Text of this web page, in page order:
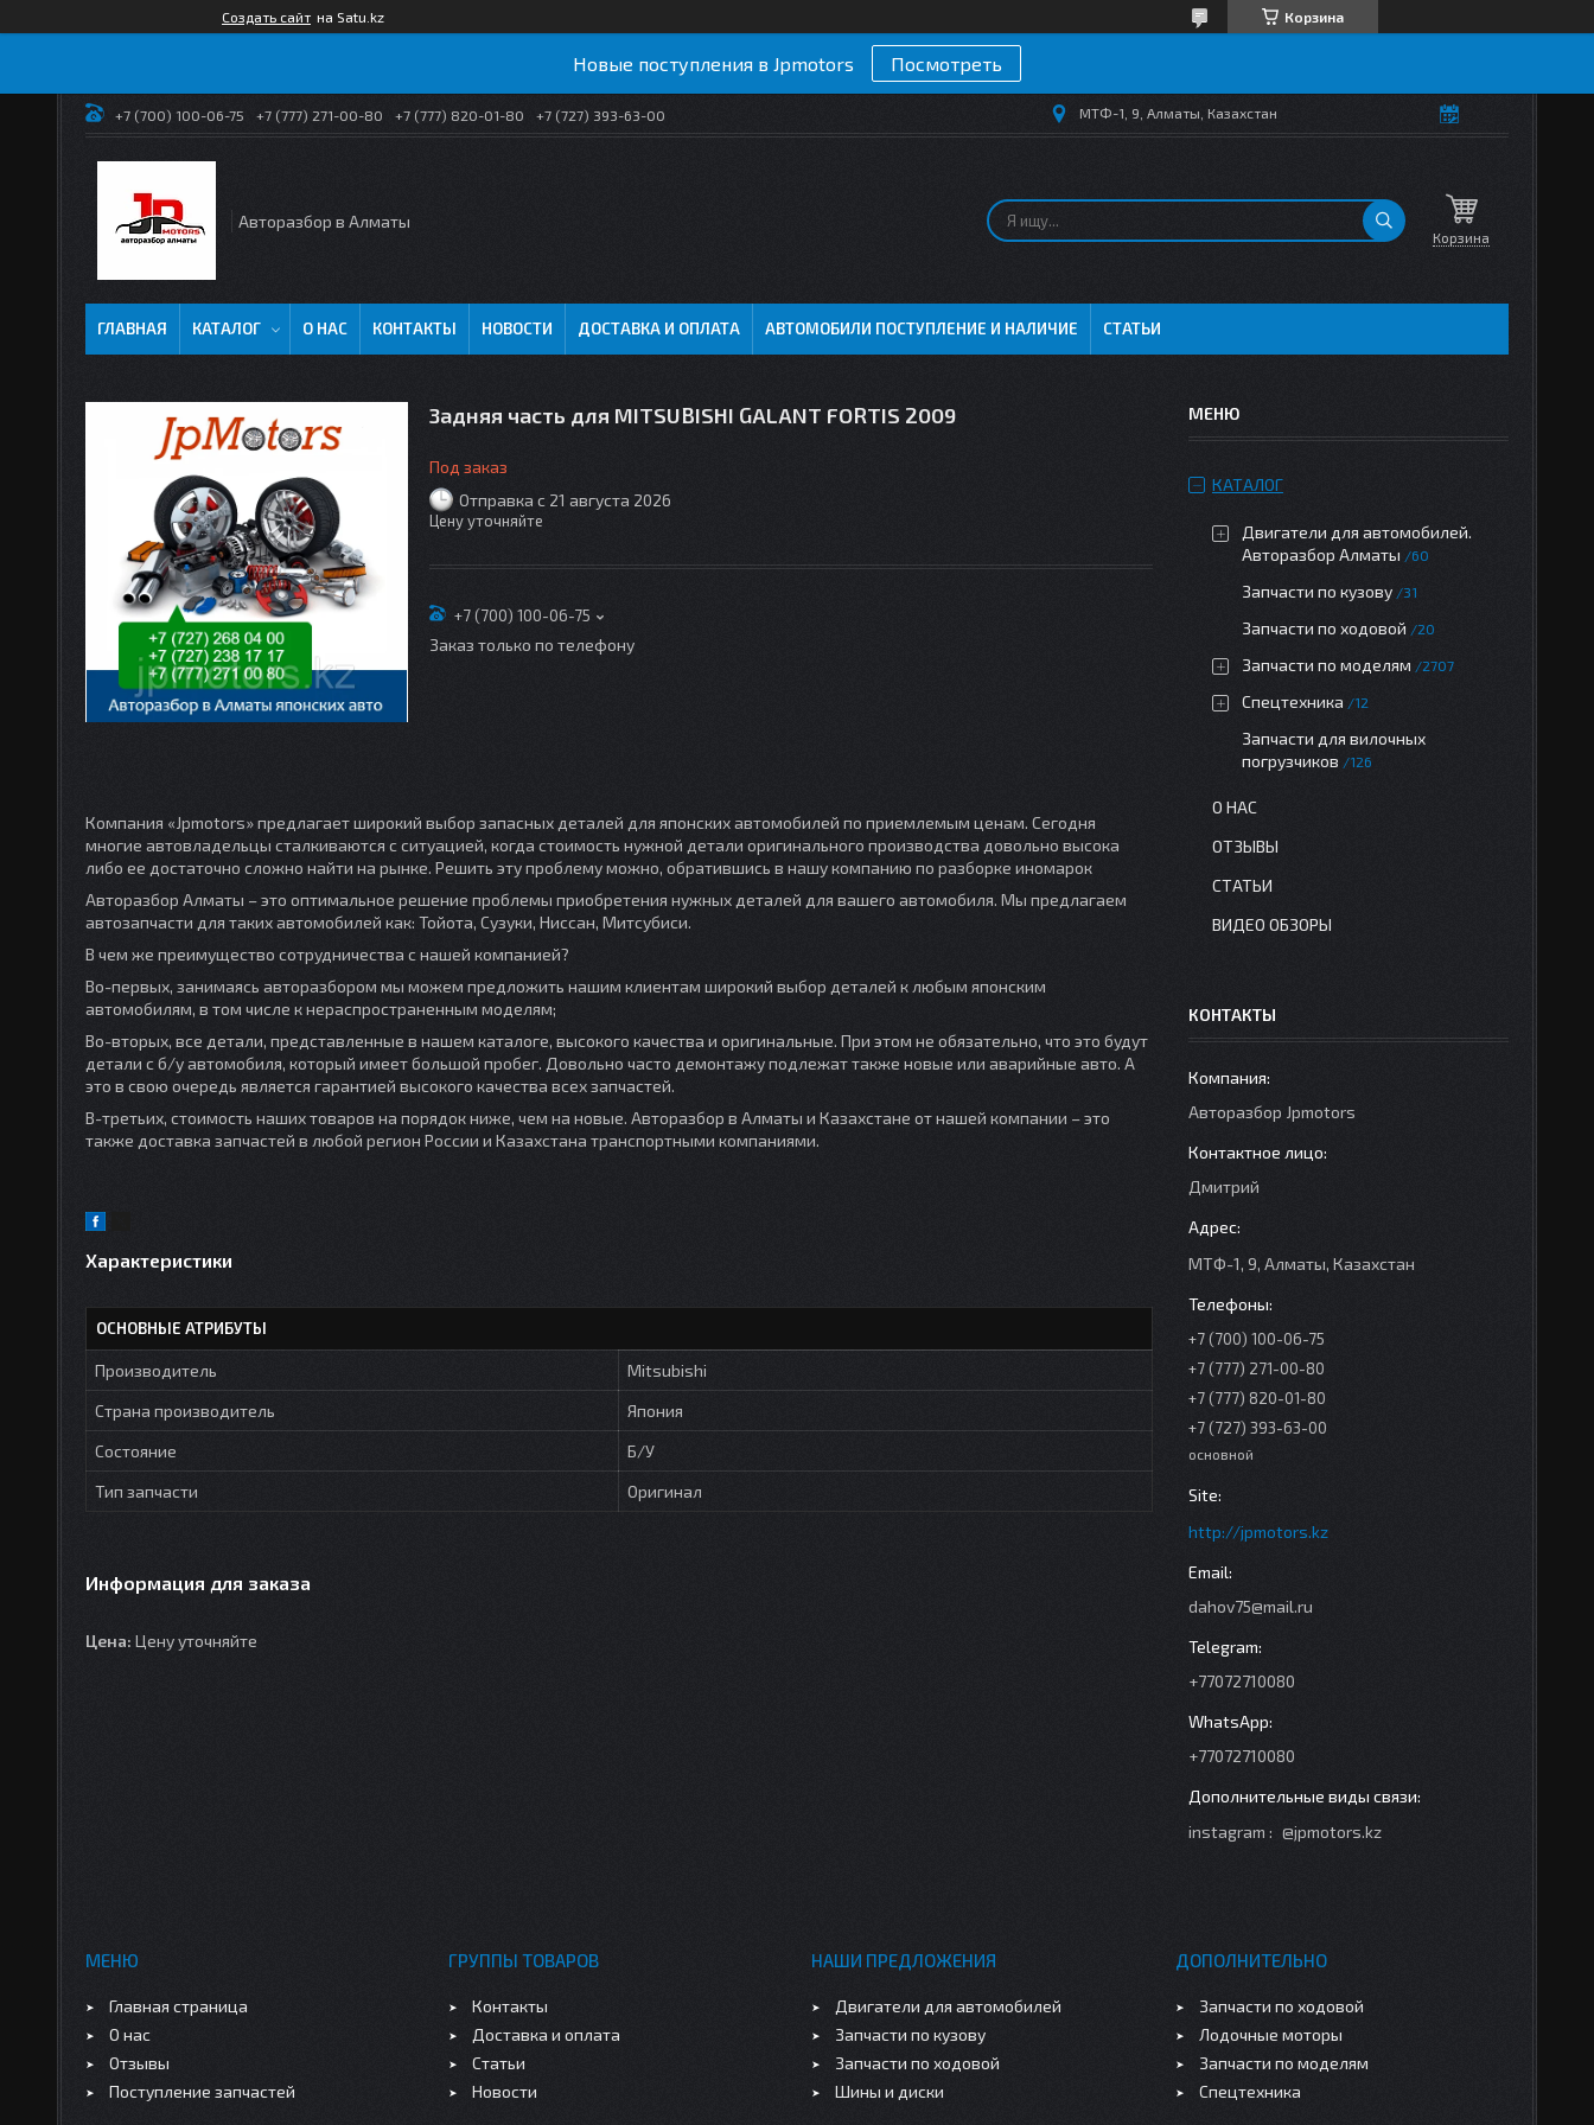
Создать сайт на Satu.kz Корзина
Новые поступления в Jpmotors Посмотреть
+7 (700) 100-06-75 +7 (777) 271-00-80 +7 (777) 820-01-80 +7 (727) 393-63-00 МТФ-1, 9, Алматы, Казахстан
Авторазбор в Алматы
Корзина
ГЛАВНАЯ КАТАЛОГ О НАС КОНТАКТЫ НОВОСТИ ДОСТАВКА И ОПЛАТА АВТОМОБИЛИ ПОСТУПЛЕНИЕ И НАЛИЧИЕ СТАТЬИ
Задняя часть для MITSUBISHI GALANT FORTIS 2009
Под заказ
Отправка с 21 августа 2026
Цену уточняйте
+7 (700) 100-06-75
Заказ только по телефону
Компания «Jpmotors» предлагает широкий выбор запасных деталей для японских автомобилей по приемлемым ценам. Сегодня
многие автовладельцы сталкиваются с ситуацией, когда стоимость нужной детали оригинального производства довольно высока
либо ее достаточно сложно найти на рынке. Решить эту проблему можно, обратившись в нашу компанию по разборке иномарок
Авторазбор Алматы – это оптимальное решение проблемы приобретения нужных деталей для вашего автомобиля. Мы предлагаем
автозапчасти для таких автомобилей как: Тойота, Сузуки, Ниссан, Митсубиси.
В чем же преимущество сотрудничества с нашей компанией?
Во-первых, занимаясь авторазбором мы можем предложить нашим клиентам широкий выбор деталей к любым японским
автомобилям, в том числе к нераспространенным моделям;
Во-вторых, все детали, представленные в нашем каталоге, высокого качества и оригинальные. При этом не обязательно, что это будут
детали с б/у автомобиля, который имеет большой пробег. Довольно часто демонтажу подлежат также новые или аварийные авто. А
это в свою очередь является гарантией высокого качества всех запчастей.
В-третьих, стоимость наших товаров на порядок ниже, чем на новые. Авторазбор в Алматы и Казахстане от нашей компании – это
также доставка запчастей в любой регион России и Казахстана транспортными компаниями.
Характеристики
ОСНОВНЫЕ АТРИБУТЫ
Производитель
Mitsubishi
Страна производитель
Япония
Состояние
Б/У
Тип запчасти
Оригинал
Информация для заказа
Цена: Цену уточняйте
КАТАЛОГ
Двигатели для автомобилей.
Авторазбор Алматы
60
Запчасти по кузову 31
Запчасти по ходовой 20
Запчасти по моделям 2707
Спецтехника 12
Запчасти для вилочных
погрузчиков
126
О НАС
ОТЗЫВЫ
СТАТЬИ
ВИДЕО ОБЗОРЫ
КОНТАКТЫ
Авторазбор Jpmotors
Дмитрий
МТФ-1, 9, Алматы, Казахстан
+7 (700) 100-06-75
+7 (777) 271-00-80
+7 (777) 820-01-80
+7 (727) 393-63-00
основной
http://jpmotors.kz
dahov75@mail.ru
+77072710080
+77072710080
instagram @jpmotors.kz
МЕНЮ
Главная страница
О нас
Отзывы
Поступление запчастей
ГРУППЫ ТОВАРОВ
Контакты
Доставка и оплата
Статьи
Новости
НАШИ ПРЕДЛОЖЕНИЯ
Двигатели для автомобилей
Запчасти по кузову
Запчасти по ходовой
Шины и диски
ДОПОЛНИТЕЛЬНО
Запчасти по ходовой
Лодочные моторы
Запчасти по моделям
Спецтехника